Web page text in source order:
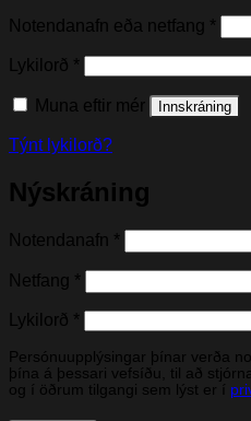
Notendanafn eða netfang *
Lykilorð *
Muna eftir mér Innskráning
Týnt lykilorð?
Nýskráning
Notendanafn *
Netfang *
Lykilorð *
Persónuupplýsingar þínar verða
þína á þessari vefsíðu, til að
og í öðrum tilgangi sem lýst er í